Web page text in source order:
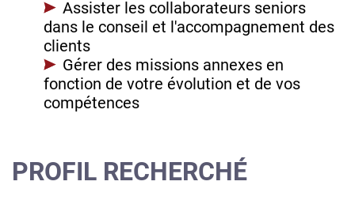
Assister les collaborateurs seniors
dans le conseil et l'accompagnement des
clients
Gérer des missions annexes en
fonction de votre évolution et de vos
compétences
PROFIL RECHERCHÉ